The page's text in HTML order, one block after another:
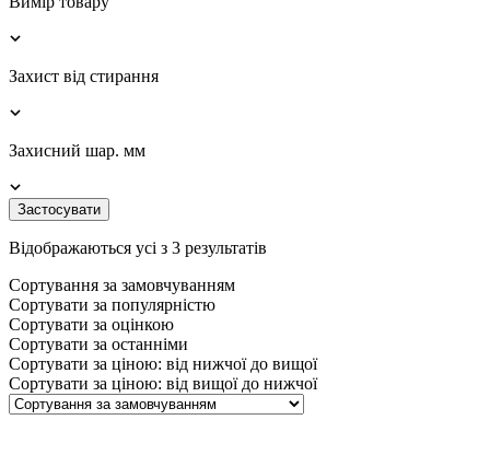
Захист від стирання
Захисний шар. мм
Застосувати
Відображаються усі з 3 результатів
Сортування за замовчуванням
Сортувати за популярністю
Сортувати за оцінкою
Сортувати за останніми
Сортувати за ціною: від нижчої до вищої
Сортувати за ціною: від вищої до нижчої